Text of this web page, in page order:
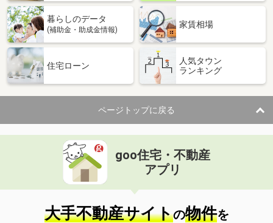
暮らしのデータ
(補助金・助成金情報)
家賃相場
住宅ローン
人気タウン
ランキング
ページトップに戻る
goo住宅・不動産
アプリ
大手不動産サイトの物件を